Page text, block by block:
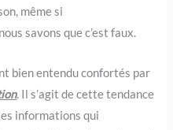
même si
savons que c’est faux.
bien entendu confortés par
. Il s’agit de cette tendance
informations qui